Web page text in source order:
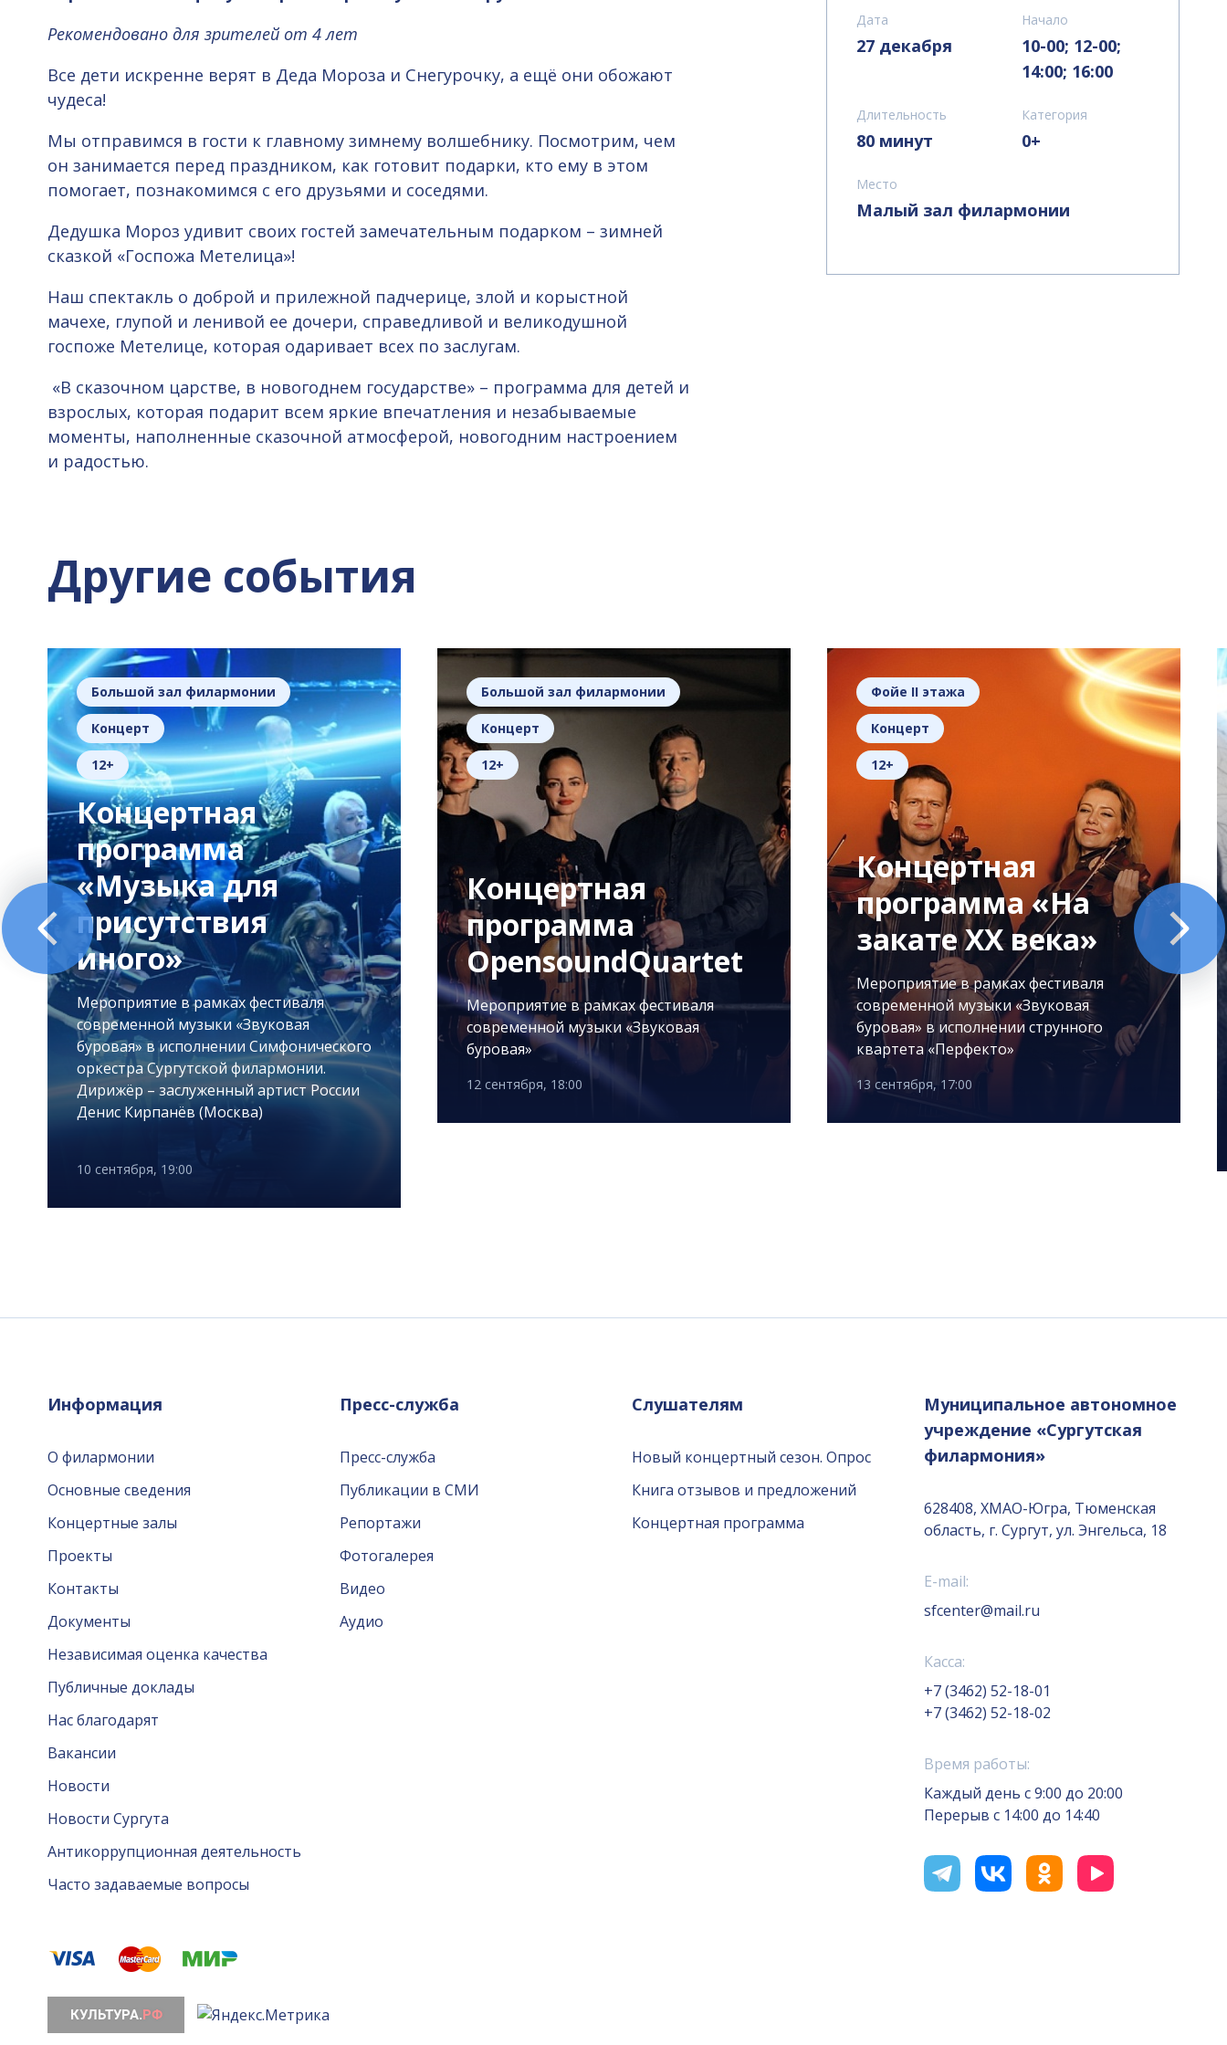
Рекомендовано для зрителей от 4 лет
Все дети искренне верят в Деда Мороза и Снегурочку, а ещё они обожают
чудеса!
Мы отправимся в гости к главному зимнему волшебнику. Посмотрим, чем
он занимается перед праздником, как готовит подарки, кто ему в этом
помогает, познакомимся с его друзьями и соседями.
Дедушка Мороз удивит своих гостей замечательным подарком – зимней
сказкой «Госпожа Метелица»!
Наш спектакль о доброй и прилежной падчерице, злой и корыстной
мачехе, глупой и ленивой ее дочери, справедливой и великодушной
госпоже Метелице, которая одаривает всех по заслугам.
«В сказочном царстве, в новогоднем государстве» – программа для детей и
взрослых, которая подарит всем яркие впечатления и незабываемые
моменты, наполненные сказочной атмосферой, новогодним настроением
и радостью.
Дата
27 декабря
Начало
10-00; 12-00;
14:00; 16:00
Длительность
80 минут
Категория
0+
Место
Малый зал филармонии
Другие события
Большой зал филармонии
Концерт
12+
Концертная
программа
«Музыка для
присутствия
иного»
Мероприятие в рамках фестиваля
современной музыки «Звуковая
буровая» в исполнении Симфонического
оркестра Сургутской филармонии.
Дирижёр – заслуженный артист России
Денис Кирпанёв (Москва)
10 сентября, 19:00
Большой зал филармонии
Концерт
12+
Концертная
программа
OpensoundQuartet
Мероприятие в рамках фестиваля
современной музыки «Звуковая
буровая»
12 сентября, 18:00
Фойе II этажа
Концерт
12+
Концертная
программа «На
закате XX века»
Мероприятие в рамках фестиваля
современной музыки «Звуковая
буровая» в исполнении струнного
квартета «Перфекто»
13 сентября, 17:00
Информация
О филармонии
Основные сведения
Концертные залы
Проекты
Контакты
Документы
Независимая оценка качества
Публичные доклады
Нас благодарят
Вакансии
Новости
Новости Сургута
Антикоррупционная деятельность
Часто задаваемые вопросы
Пресс-служба
Пресс-служба
Публикации в СМИ
Репортажи
Фотогалерея
Видео
Аудио
Слушателям
Новый концертный сезон. Опрос
Книга отзывов и предложений
Концертная программа
Муниципальное автономное
учреждение «Сургутская
филармония»
628408, ХМАО-Югра, Тюменская
область, г. Сургут, ул. Энгельса, 18
E-mail:
sfcenter@mail.ru
Касса:
+7 (3462) 52-18-01
+7 (3462) 52-18-02
Время работы:
Каждый день с 9:00 до 20:00
Перерыв с 14:00 до 14:40